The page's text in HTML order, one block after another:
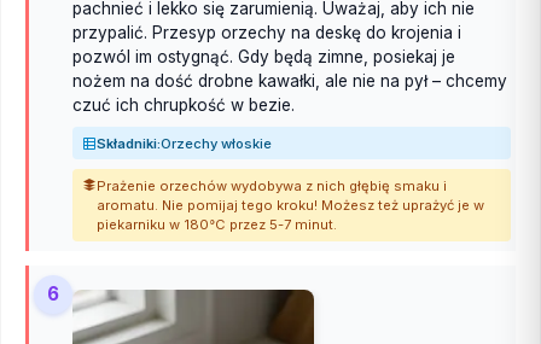
pachnieć i lekko się zarumienią. Uważaj, aby ich nie
przypalić. Przesyp orzechy na deskę do krojenia i
pozwól im ostygnąć. Gdy będą zimne, posiekaj je
nożem na dość drobne kawałki, ale nie na pył – chcemy
czuć ich chrupkość w bezie.
Składniki:Orzechy włoskie
Prażenie orzechów wydobywa z nich głębię smaku i
aromatu. Nie pomijaj tego kroku! Możesz też uprażyć je w
piekarniku w 180°C przez 5-7 minut.
6